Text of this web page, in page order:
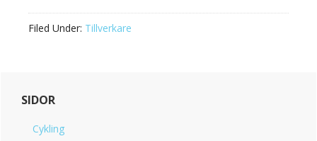
Filed Under: Tillverkare
Interactions
Primary
Sidebar
SIDOR
Cykling